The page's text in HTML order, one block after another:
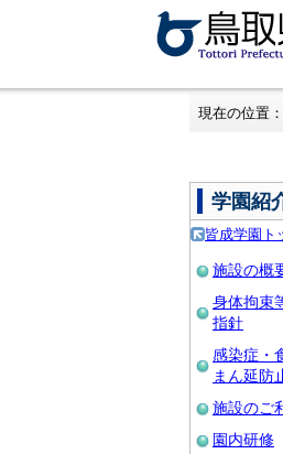
現在の位置：
学園紹
皆成学園ト
施設の概
身体拘束
指針
感染症・
まん延防
施設のご
園内研修